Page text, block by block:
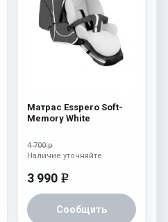
Матрас Esspero Soft-
Memory White
4 700 р
3 990 e
Сообщить
Наличие уточняйте